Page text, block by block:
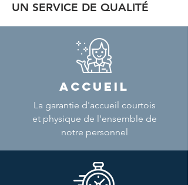
UN SERVICE DE QUALITÉ
ACCUEIL
La garantie d'accueil courtois
et physique de l'ensemble de
notre personnel